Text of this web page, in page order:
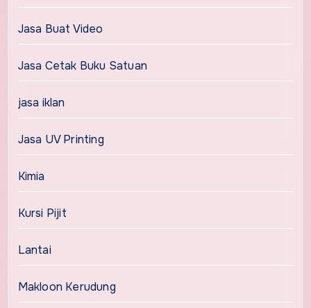
Jasa Buat Video
Jasa Cetak Buku Satuan
jasa iklan
Jasa UV Printing
Kimia
Kursi Pijit
Lantai
Makloon Kerudung